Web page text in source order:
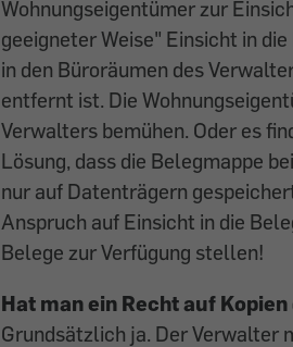
Wohnungseigentümer zur
geeigneter Weise" Einsicht in
in den Büroräumen des
entfernt ist. Die
Verwalters bemühen. Oder es
Lösung, dass die Belegmappe
nur auf Datenträgern
Anspruch auf Einsicht in die
Belege zur Ver­fügung stellen!
Hat man ein Recht auf
Grundsätzlich ja. Der Verwalter